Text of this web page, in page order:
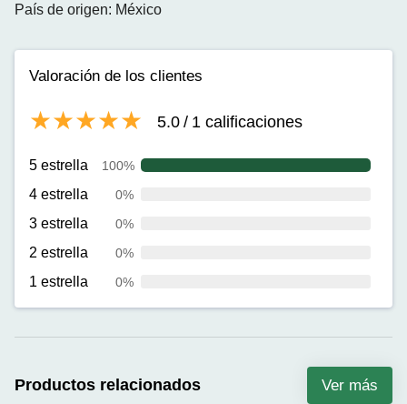
País de origen: México
Valoración de los clientes
5.0 / 1 calificaciones
5 estrella 100%
4 estrella 0%
3 estrella 0%
2 estrella 0%
1 estrella 0%
Productos relacionados Ver más